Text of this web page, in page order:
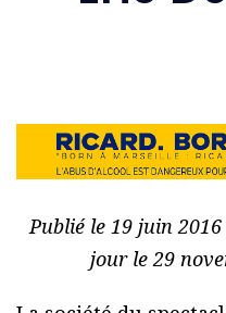
Publié le 19 juin
jour le 29